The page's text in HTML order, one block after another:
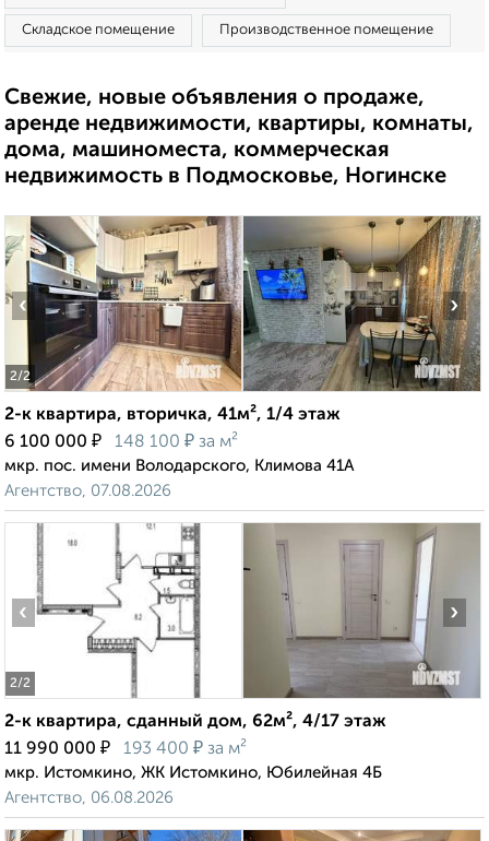
Складское помещение Производственное помещение
Свежие, новые объявления о продаже,
аренде недвижимости, квартиры, комнаты,
дома, машиноместа, коммерческая
недвижимость в Подмосковье, Ногинске
2/2
‹ ›
2-к квартира, вторичка, 41м², 1/4 этаж
6 100 000 ₽ 148 100 ₽ за м²
мкр. пос. имени Володарского, Климова 41А
Агентство, 07.08.2026
2/2
‹ ›
2-к квартира, сданный дом, 62м², 4/17 этаж
11 990 000 ₽ 193 400 ₽ за м²
мкр. Истомкино, ЖК Истомкино, Юбилейная 4Б
Агентство, 06.08.2026